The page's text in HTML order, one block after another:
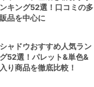
キング52選！口コミの多
品を中心に
ャドウおすすめ人気ラン
52選！パレット&単色&
り商品を徹底比較！